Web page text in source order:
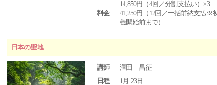
料金
14,850円（4回／分割支払い）×3
41,250円（12回／一括前納支払※
義開始前まで）
日本の聖地
講師
澤田 昌征
日程
1月 23日